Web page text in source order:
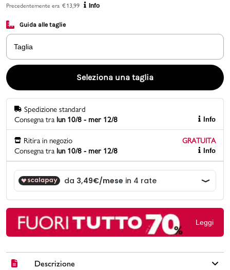
Promo & News
contatti
Gift card
Precedentemente era €13,99 Info
Guida alle taglie
Taglia
Seleziona una taglia
Spedizione standard
Consegna tra lun 10/8 - mer 12/8 Info
Ritira in negozio
GRATUITA
Consegna tra lun 10/8 - mer 12/8 Info
Leggi
Descrizione